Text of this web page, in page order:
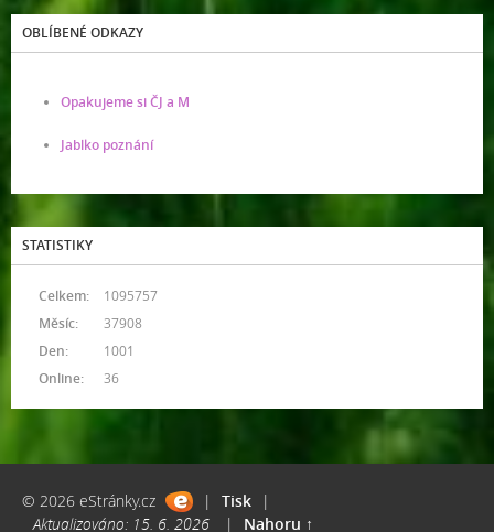
OBLÍBENÉ ODKAZY
Opakujeme si ČJ a M
Jablko poznání
STATISTIKY
Online: 36
Celkem:
1095757
Měsíc:
37908
Den:
1001
© 2026 eStránky.cz | Tisk
|
Aktualizováno: 15. 6. 2026
| Nahoru ↑